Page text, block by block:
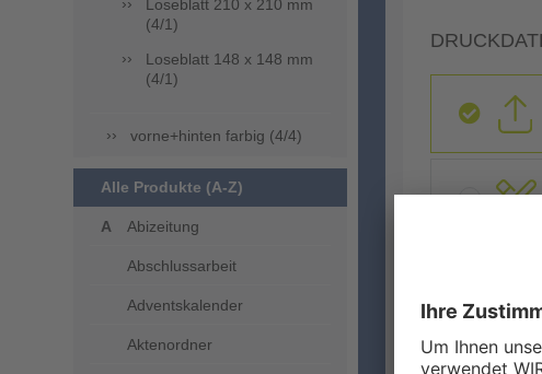
Loseblatt 210 x 210 mm
(4/1)
Loseblatt 148 x 148 mm
(4/1)
vorne+hinten farbig (4/4)
Alle Produkte (A-Z)
Abizeitung
Abschlussarbeit
Adventskalender
Aktenordner